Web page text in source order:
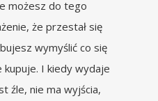
możesz do tego
że przestał się
wymyślić co się
kupuje. I kiedy wydaje
źle, nie ma wyjścia,